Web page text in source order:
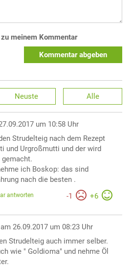
meinem Kommentar
Kommentar abgeben
Neuste Alle
um 10:58 Uhr
Strudelteig nach dem Rezept
und Urgroßmutti und der wird
ich Boskop: das sind
nach die besten .
-1 +6
antworten
am 26.09.2017 um 08:23 Uhr
Strudelteig auch immer selber.
wie " Goldioma" und nehme Öl